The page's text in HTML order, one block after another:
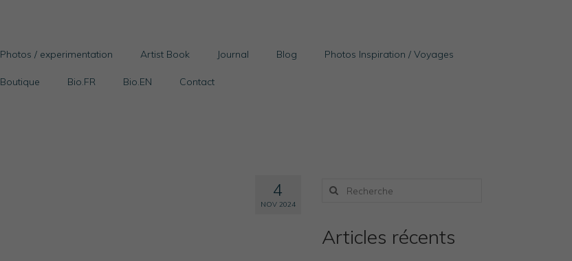
Photos / experimentation Artist Book Journal Blog Photos Inspiration / Voyages
Boutique Bio.FR Bio.EN Contact
4
NOV 2024
Rechercher
Articles récents